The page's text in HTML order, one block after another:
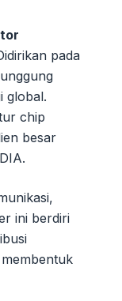
pada
global.
chip
besar
ini berdiri